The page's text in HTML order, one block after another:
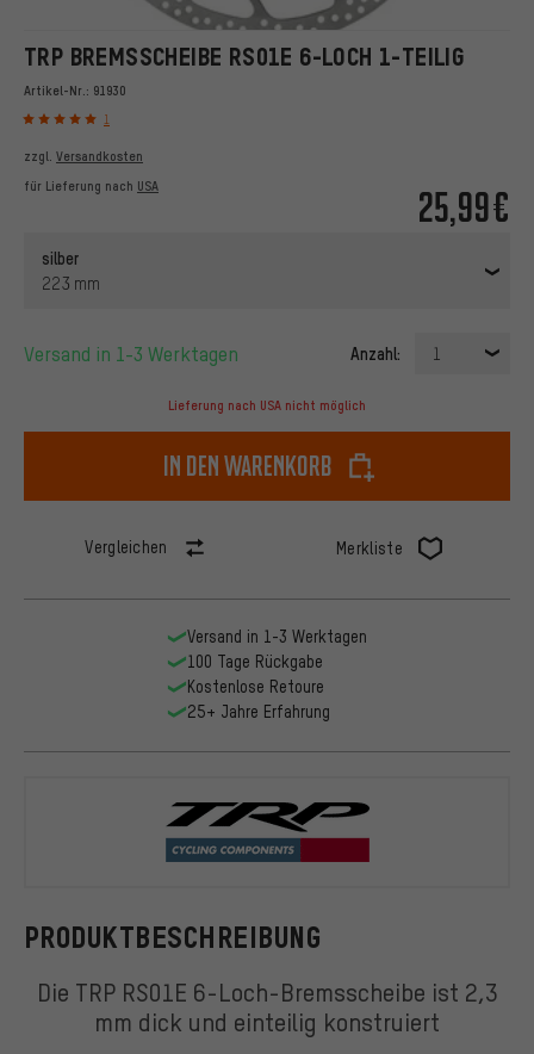
TRP BREMSSCHEIBE RS01E 6-LOCH 1-TEILIG
Artikel-Nr.: 91930
1
25,99€
zzgl. Versandkosten
für Lieferung nach USA
silber
223 mm
Versand in 1-3 Werktagen Anzahl: 1
Lieferung nach USA nicht möglich
In den Warenkorb
Vergleichen Merkliste
PRODUKTBESCHREIBUNG
Die TRP RS01E 6-Loch-Bremsscheibe ist 2,3
mm dick und einteilig konstruiert
Versand in 1-3 Werktagen
100 Tage Rückgabe
Kostenlose Retoure
25+ Jahre Erfahrung